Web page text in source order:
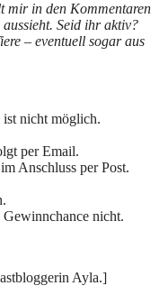
mir in den Kommentaren
Seid ihr aktiv?
– eventuell sogar aus
ist nicht möglich.
per Email.
Anschluss per Post.
nicht.
Ayla.]